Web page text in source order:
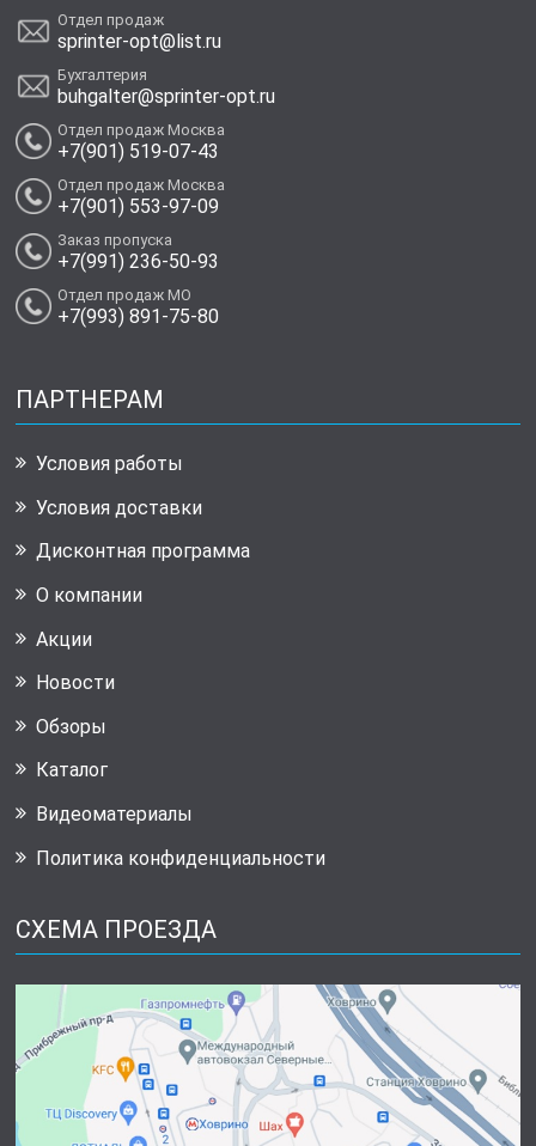
Отдел продаж
sprinter-opt@list.ru
Бухгалтерия
buhgalter@sprinter-opt.ru
Отдел продаж Москва
+7(901) 519-07-43
Отдел продаж Москва
+7(901) 553-97-09
Заказ пропуска
+7(991) 236-50-93
Отдел продаж МО
+7(993) 891-75-80
ПАРТНЕРАМ
Условия работы
Условия доставки
Дисконтная программа
О компании
Акции
Новости
Обзоры
Каталог
Видеоматериалы
Политика конфиденциальности
СХЕМА ПРОЕЗДА